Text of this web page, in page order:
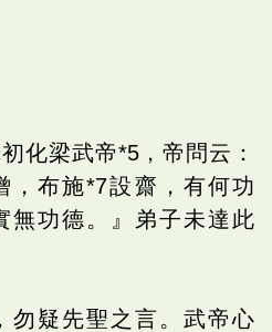
化梁武帝*5，帝問云：
，布施*7設齋，有何功
無功德。』弟子未達此
勿疑先聖之言。武帝心